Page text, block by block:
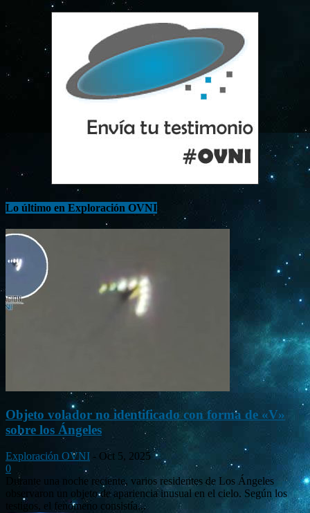
Lo último en Exploración OVNI
Objeto volador no identificado con forma de «V»
sobre los Ángeles
Exploración OVNI - Oct 5, 2025
0
Durante una noche reciente, varios residentes de Los Ángeles
observaron un objeto de apariencia inusual en el cielo. Según los
testigos, el fenómeno consistía...